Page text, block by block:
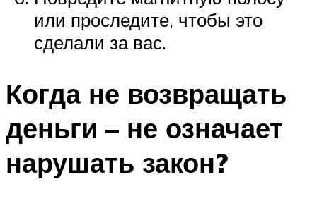
или проследите, чтобы это
сделали за вас.
Когда не возвращать
деньги – не означает
нарушать закон?